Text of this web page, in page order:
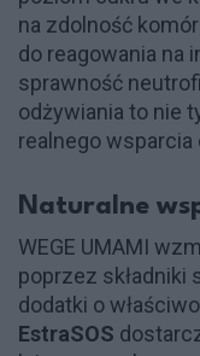
na zdolność
do reagowania na
sprawność
odżywiania to nie
realnego wsparcia
Naturalne
WEGE UMAMI
poprzez składniki
dodatki o
EstraSOS